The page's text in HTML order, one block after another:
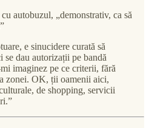
autobuzul, „demonstrativ, ca să
e sinucidere curată să
dau autorizații pe bandă
imaginez pe ce criterii, fără
zonei. OK, ții oamenii aici,
de shopping, servicii